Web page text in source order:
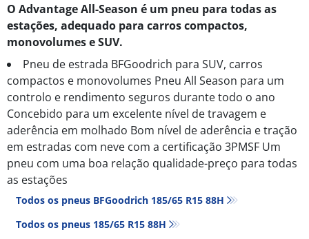
O Advantage All-Season é um pneu para todas as
estações, adequado para carros compactos,
monovolumes e SUV.
Pneu de estrada BFGoodrich para SUV, carros
compactos e monovolumes Pneu All Season para um
controlo e rendimento seguros durante todo o ano
Concebido para um excelente nível de travagem e
aderência em molhado Bom nível de aderência e tração
em estradas com neve com a certificação 3PMSF Um
pneu com uma boa relação qualidade-preço para todas
as estações
Todos os pneus BFGoodrich 185/65 R15 88H
Todos os pneus‎ 185/65 R15 88H